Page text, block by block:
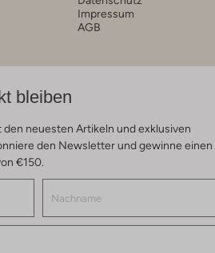
Impressum
AGB
bleiben
neuesten Artikeln und exklusiven
den Newsletter und gewinne einen
€150.